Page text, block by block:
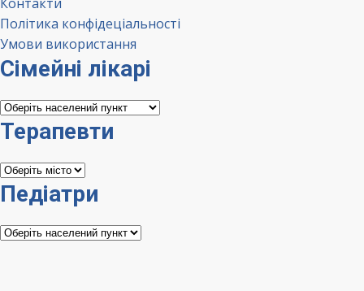
Політика конфідеціальності
Умови використання
Сімейні лікарі
Сімейні
лікарі
Терапевти
Терапевти
Педіатри
Педіатри